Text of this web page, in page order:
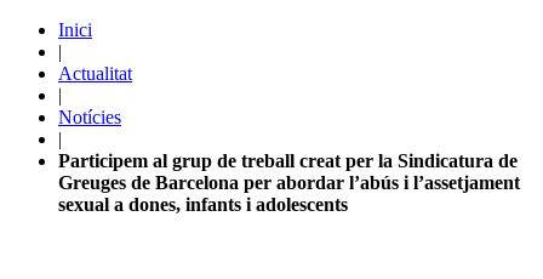
Inici
|
Actualitat
|
Notícies
|
Participem al grup de treball creat per la Sindicatura de
Greuges de Barcelona per abordar l’abús i l’assetjament
sexual a dones, infants i adolescents